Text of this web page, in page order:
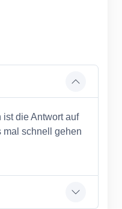
ist die Antwort auf
schnell gehen